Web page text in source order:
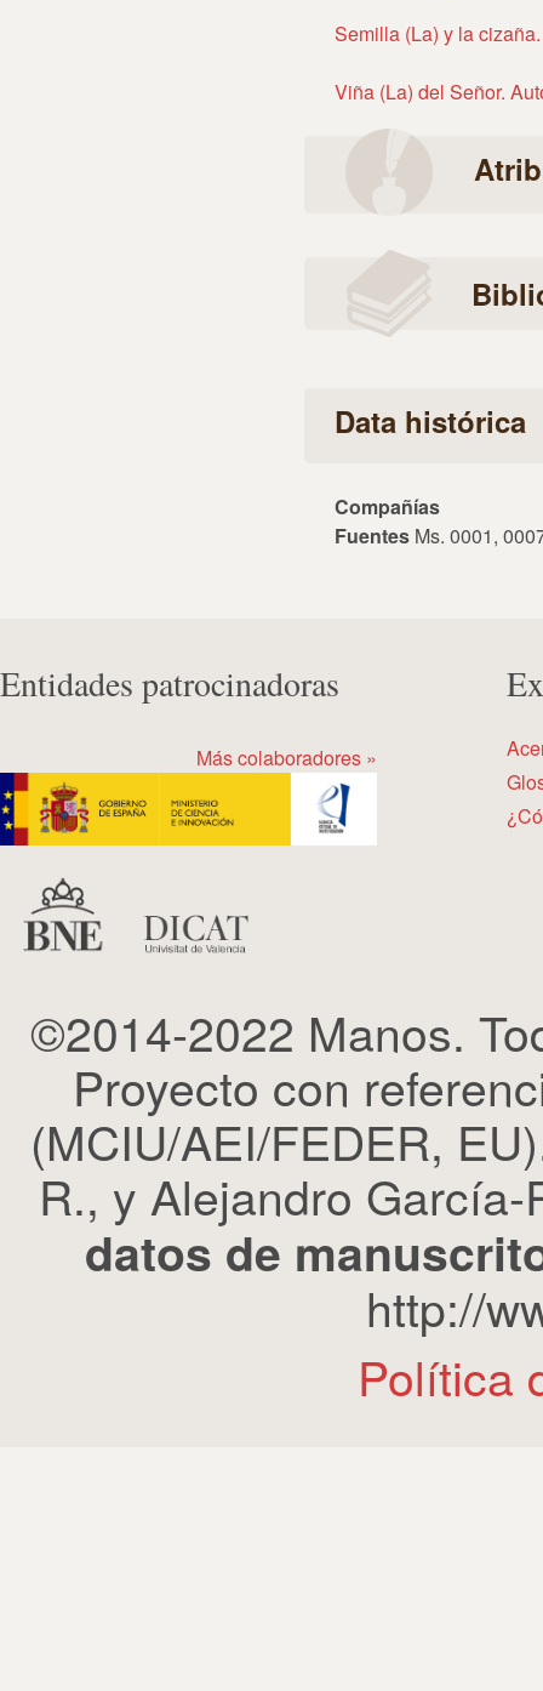
Semilla (La) y la
Viña (La) del Señor.
Data histórica
Compañías
Fuentes Ms. 0001,
Entidades patrocinadoras
Más colaboradores »
©2014-2022 Manos.
Proyecto con
(MCIU/AEI/FEDER,
R., y Alejandro
datos de
http://
Política